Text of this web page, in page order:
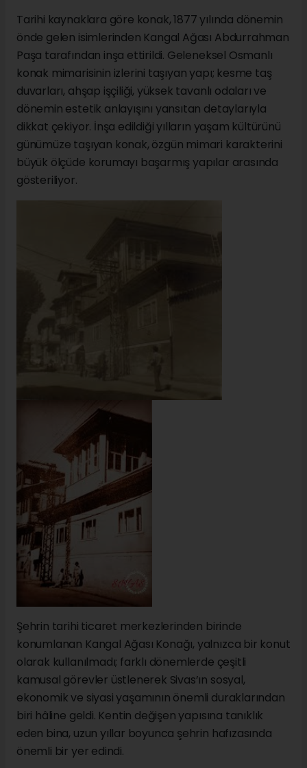
Tarihi kaynaklara göre konak, 1877 yılında dönemin
önde gelen isimlerinden Kangal Ağası Abdurrahman
Paşa tarafından inşa ettirildi. Geleneksel Osmanlı
konak mimarisinin izlerini taşıyan yapı; kesme taş
duvarları, ahşap işçiliği, yüksek tavanlı odaları ve
dönemin estetik anlayışını yansıtan detaylarıyla
dikkat çekiyor. İnşa edildiği yılların yaşam kültürünü
günümüze taşıyan konak, özgün mimari karakterini
büyük ölçüde korumayı başarmış yapılar arasında
gösteriliyor.
Şehrin tarihi ticaret merkezlerinden birinde
konumlanan Kangal Ağası Konağı, yalnızca bir konut
olarak kullanılmadı; farklı dönemlerde çeşitli
kamusal görevler üstlenerek Sivas’ın sosyal,
ekonomik ve siyasi yaşamının önemli duraklarından
biri hâline geldi. Kentin değişen yapısına tanıklık
eden bina, uzun yıllar boyunca şehrin hafızasında
önemli bir yer edindi.